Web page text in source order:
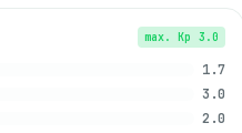
max. Kp 3.0
1.7
3.0
2.0